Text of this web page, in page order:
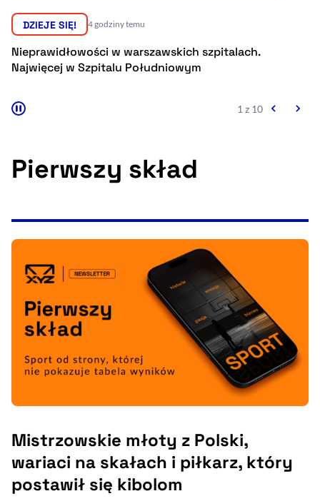
Ułatwienia dostępności wspierają:
, otwiera się w nowym oknie
Zgłoś problem
, otwiera się w
DZIEJE SIĘ! 4 godziny temu
Rząd potwierdził wysokość płacy minimalnej
na 2027 rok
2 z 10
Pierwszy skład
Mistrzowskie młoty z Polski,
wariaci na skałach i piłkarz, który
postawił się kibolom